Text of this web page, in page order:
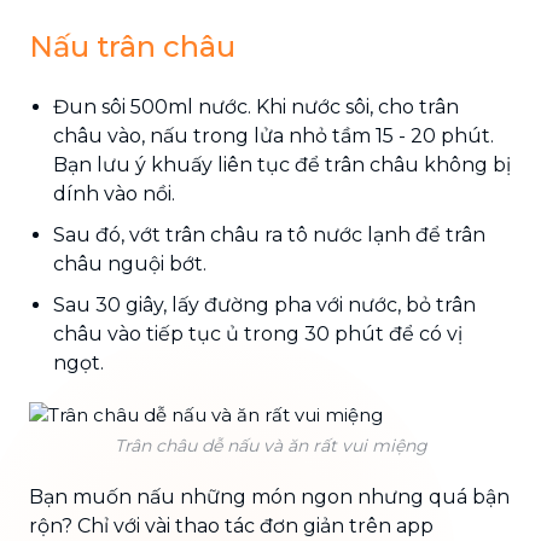
Nấu trân châu
Đun sôi 500ml nước. Khi nước sôi, cho trân
châu vào, nấu trong lửa nhỏ tầm 15 - 20 phút.
Bạn lưu ý khuấy liên tục để trân châu không bị
dính vào nồi.
Sau đó, vớt trân châu ra tô nước lạnh để trân
châu nguội bớt.
Sau 30 giây, lấy đường pha với nước, bỏ trân
châu vào tiếp tục ủ trong 30 phút để có vị
ngọt.
Trân châu dễ nấu và ăn rất vui miệng
Bạn muốn nấu những món ngon nhưng quá bận
rộn? Chỉ với vài thao tác đơn giản trên app